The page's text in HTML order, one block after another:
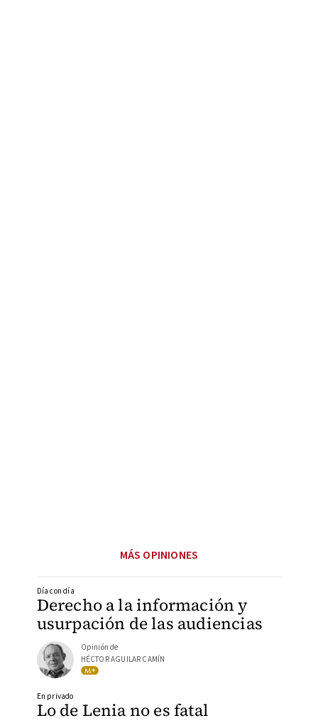
MÁS OPINIONES
Derecho a la información y
usurpación de las audiencias
Día con día
Opinión de
HÉCTOR AGUILAR CAMÍN
Lo de Lenia no es fatal
En privado